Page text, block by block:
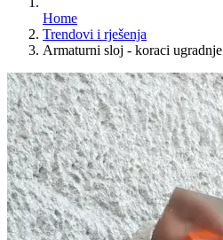
Home
Trendovi i rješenja
Armaturni sloj - koraci ugradnje